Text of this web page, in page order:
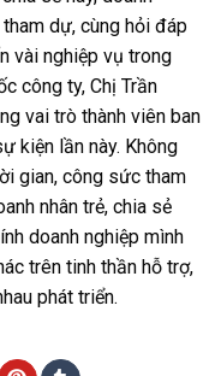
dự, cùng hỏi đáp
vài nghiệp vụ trong
công ty, Chị Trần
vai trò thành viên ban
kiện lần này. Không
gian, công sức tham
nhân trẻ, chia sẻ
doanh nghiệp mình
trên tinh thần hỗ trợ,
phát triển.